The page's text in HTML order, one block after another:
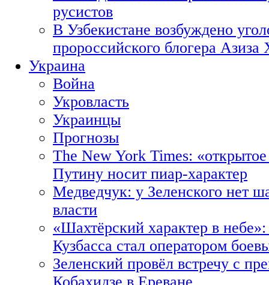
русистов
В Узбекистане возбуждено
пророссийского блогера Азиза
Украина
Война
Укровласть
Украинцы
Прогнозы
The New York Times:
Путину носит пиар-характер
Медведчук: у Зеленского нет
власти
«Шахтёрский характер в
Кузбасса стал оператором
Зеленский провёл встречу с